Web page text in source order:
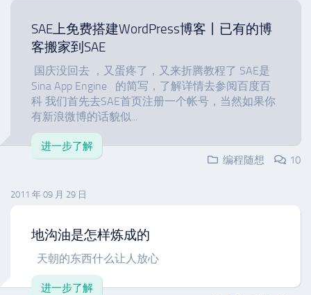
SAE上免费搭建WordPress博客丨已有的博
客搬家到SAE
国庆没回去 ，又蛋疼了，又来折腾教程了 SAE是
Sina App Engine 的简写，了解详情去参阅百度百
科 我们首先去SAE首页注册一个帐号，当然如果你
有新浪微博的话貌似...
进一步了解
编程随想
10
2011 年 09 月 29 日
地沟油是怎样炼成的
天朝的东西什么让人放心
进一步了解